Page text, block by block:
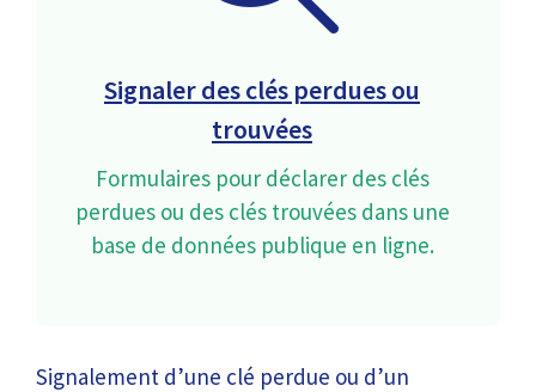
Signaler des clés perdues ou
trouvées
Formulaires pour déclarer des clés
perdues ou des clés trouvées dans une
base de données publique en ligne.
Signalement d’une clé perdue ou d’un